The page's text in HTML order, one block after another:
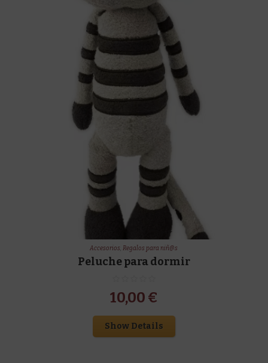
Accesorios,Regalos para niñ@s
Peluche para dormir
10,00 €
Show Details